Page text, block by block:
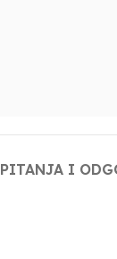
PITANJA I